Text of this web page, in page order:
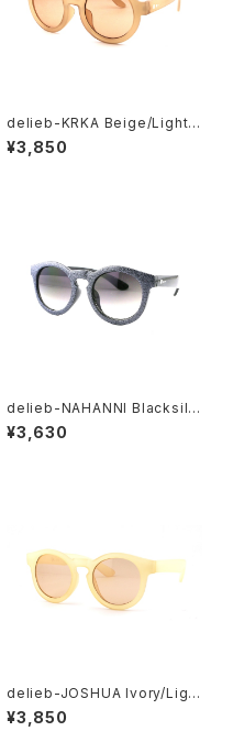
delieb-KRKA Beige/LightB
rown- KIDSsize
¥3,850
delieb-NAHANNI Blacksilv
erGlitter/Smokehalf- BAB
Ysize
¥3,630
delieb-JOSHUA Ivory/Ligh
tBrown- BABYsize
¥3,850